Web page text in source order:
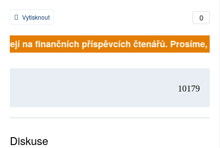
0
Vytisknout
na finančních příspěvcích čtenářů. Prosíme,
10179
Diskuse